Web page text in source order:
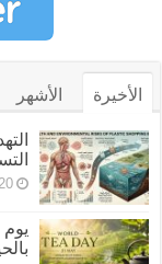
الأخيرة الأشهر
20 يونيو،